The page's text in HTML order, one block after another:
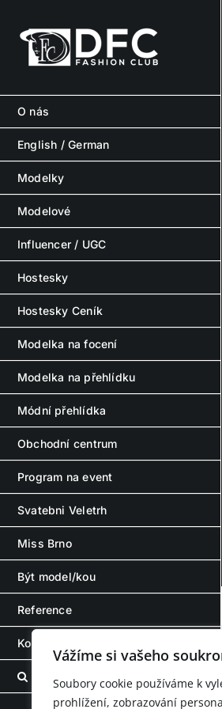
Vážíme si vašeho
Soubory cookie používáme k
prohlížení, zobrazování
content
O nás
English / German
Modelky
Modelové
Influencer / UGC
Hostesky
Hostesky Ceník
Modelka na focení
Modelka na přehlídku
Módní přehlídka
Obchodní centrum
Program na event
Svatebni Veletrh
Miss Brno
Být model/kou
Reference
Kontakt – Contact